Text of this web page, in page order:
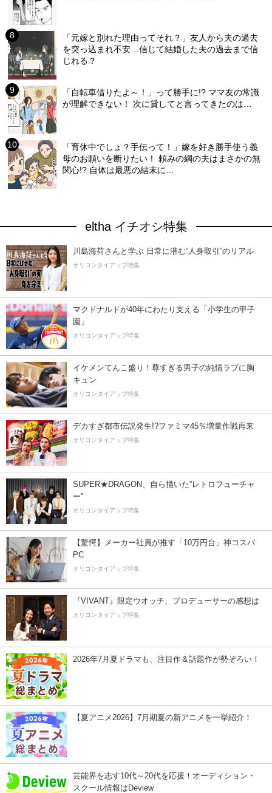
「元嫁と別れた理由ってそれ？」友人から夫の過去
を突っ込まれ不安…信じて結婚した夫の過去まで信
じれる？
「自転車借りたよ～！」って勝手に!? ママ友の常識
が理解できない！ 次に貸してと言ってきたのは…
「育休中でしょ？手伝って！」嫁を好き勝手使う義
母のお願いを断りたい！ 頼みの綱の夫はまさかの無
関心!? 自体は最悪の結末に…
eltha イチオシ特集
川島海荷さんと学ぶ 日常に潜む“人身取引”のリアル
オリコンタイアップ特集
マクドナルドが40年にわたり支える「小学生の甲子
園」
オリコンタイアップ特集
イケメンてんこ盛り！尊すぎる男子の純情ラブに胸
キュン
オリコンタイアップ特集
デカすぎ都市伝説発生!?ファミマ45％増量作戦再来
オリコンタイアップ特集
SUPER★DRAGON、自ら描いた”レトロフューチャ
ー”
オリコンタイアップ特集
【驚愕】メーカー社員が推す「10万円台」神コスパ
PC
オリコンタイアップ特集
『VIVANT』限定ウオッチ、プロデューサーの感想は
オリコンタイアップ特集
2026年7月夏ドラマも、注目作＆話題作が勢ぞろい！
【夏アニメ2026】7月期夏の新アニメを一挙紹介！
芸能界を志す10代～20代を応援！オーディション・
スクール情報はDeview